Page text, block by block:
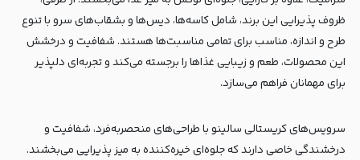
ظروف پذیرایی این برند، شامل کاسه‌ها، دیس‌ها و بشقاب‌های سرو با تنوع
طرح و اندازه، مناسب برای تمامی مناسبت‌ها هستند. شفافیت و درخشش
این محصولات، طعم و زیبایی غذاها را برجسته می‌کند و تجربه‌ای دلپذیر
برای مهمانان فراهم می‌سازد.
سرویس‌های کریستالی سالینو با طراحی‌های منحصر‌به‌فرد، شفافیت و
درخشندگی خاصی دارند که جلوه‌ای خیره‌کننده به میز پذیرایی می‌بخشند.